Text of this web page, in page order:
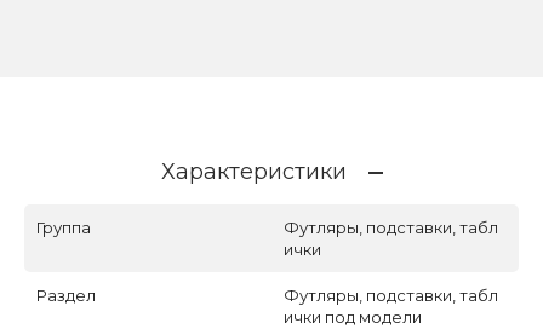
Характеристики
Группа
Футляры, подставки, табл
ички
Раздел
Футляры, подставки, табл
ички под модели